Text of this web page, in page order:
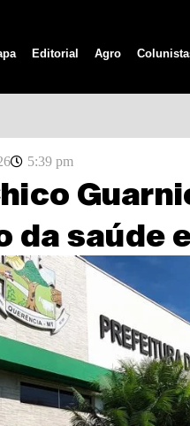
Editorial Agro
5:39 pm
da saúde